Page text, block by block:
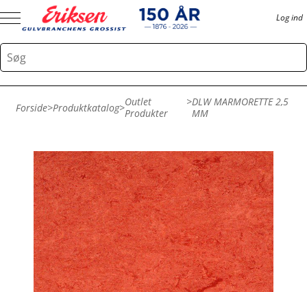
Log ind
Forside>Produktkatalog>Outlet
Produkter
>DLW MARMORETTE 2,5
MM